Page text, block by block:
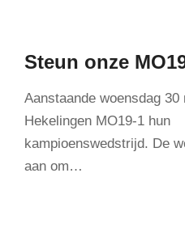
Steun onze
Aanstaande woensdag 30
Hekelingen MO19-1 hun
kampioenswedstrijd. De
aan om…